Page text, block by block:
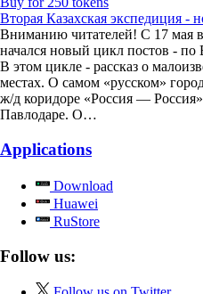
Вторая Казахская экспедиция -
Вниманию читателей! С 17 мая
начался новый цикл постов - по
В этом цикле - рассказ о
местах. О самом «русском»
ж/д коридоре «Россия —
Павлодаре. О…
Applications
Download
Huawei
RuStore
Follow us: